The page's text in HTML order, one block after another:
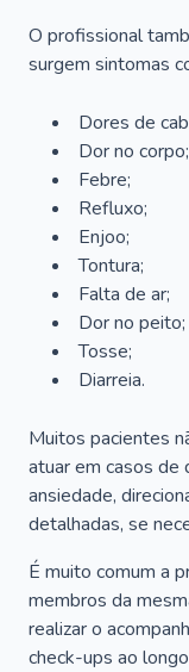
O profissional
surgem sintomas
Dores de
Dor no corpo;
Febre;
Refluxo;
Enjoo;
Tontura;
Falta de ar;
Dor no peito;
Tosse;
Diarreia.
Muitos pacientes
atuar em casos
ansiedade,
detalhadas, se
É muito comum a
membros da
realizar o
check-ups ao